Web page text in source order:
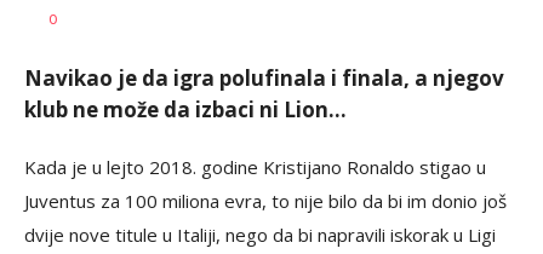
AUTOR
0
Navikao je da igra polufinala i finala, a njegov
klub ne može da izbaci ni Lion...
Kada je u lejto 2018. godine Kristijano Ronaldo stigao u
Juventus za 100 miliona evra, to nije bilo da bi im donio još
dvije nove titule u Italiji, nego da bi napravili iskorak u Ligi